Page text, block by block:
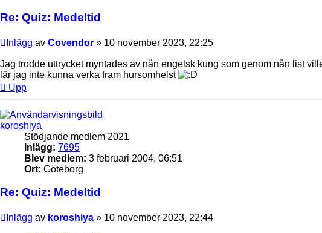
Re: Quiz: Medeltid
Inlägg av Covendor » 10 november 2023, 22:25
Jag trodde uttrycket myntades av nån engelsk kung som genom nån list
lär jag inte kunna verka fram hursomhelst
Upp
koroshiya
Stödjande medlem 2021
Inlägg: 7695
Blev medlem: 3 februari 2004, 06:51
Ort: Göteborg
Re: Quiz: Medeltid
Inlägg av koroshiya » 10 november 2023, 22:44